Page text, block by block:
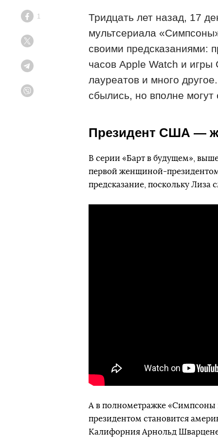
Facebook
1
Тридцать лет назад, 17
мультсериала
своими предсказаниями:
часов Apple Watch и игры
лауреатов и много
сбылись, но вполне могут
Президент США —
В серии «Барт в будущем»,
первой женщиной-
предсказание, поскольку Лиза
А в полнометражке
президентом становится
Калифорния Арнольд